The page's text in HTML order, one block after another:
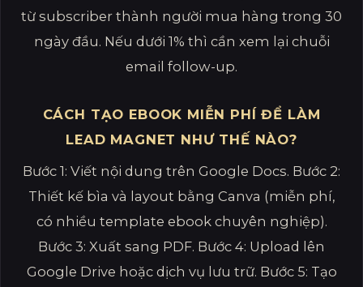
từ subscriber thành người mua hàng trong 30
ngày đầu. Nếu dưới 1% thì cần xem lại chuỗi
email follow-up.
CÁCH TẠO EBOOK MIỄN PHÍ ĐỂ LÀM
LEAD MAGNET NHƯ THẾ NÀO?
Bước 1: Viết nội dung trên Google Docs. Bước 2:
Thiết kế bìa và layout bằng Canva (miễn phí,
có nhiều template ebook chuyên nghiệp).
Bước 3: Xuất sang PDF. Bước 4: Upload lên
Google Drive hoặc dịch vụ lưu trữ. Bước 5: Tạo